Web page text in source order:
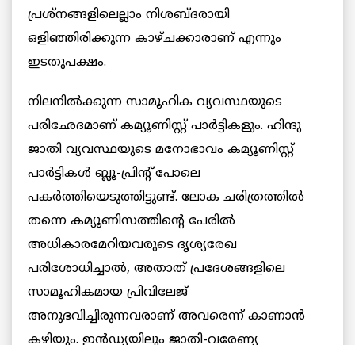
പ്രശ്നങ്ങളിലെല്ലാം നിശബ്ദരായി
ഒളിഞ്ഞിരിക്കുന്ന കാഴ്ചക്കാരാണ് എന്നും
ഇടതുപക്ഷം.
നിലനില്‍ക്കുന്ന സാമൂഹിക വ്യവസ്ഥയുടെ
പരിഛേദമാണ് കമ്യൂണിസ്റ്റ് പാര്‍ട്ടികളും. ഹിന്ദു
ജാതി വ്യവസ്ഥയുടെ മനോഭാവം കമ്യൂണിസ്റ്റ്
പാര്‍ട്ടികള്‍ ബ്ലൂ-പ്രിന്‍റ് പോലെ
പകര്‍ത്തിയെടുത്തിട്ടുണ്ട്. ലോക ചരിത്രത്തില്‍
തന്നെ കമ്യൂണിസത്തിന്‍റെ പേരില്‍
അധികാരമേറിയവരുടെ ദൃശ്യരേഖ
പരിശോധിച്ചാല്‍, അതാത് പ്രദേശങ്ങളിലെ
സാമൂഹികമായ പ്രിവിലേജ്
അനുഭവിച്ചിരുന്നവരാണ് അവരെന്ന് കാണാന്‍
കഴിയും. ഇൻഡ്യയിലും ജാതി-വരേണ്യ